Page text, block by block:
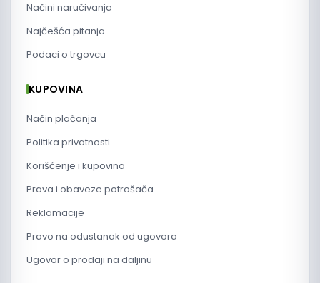
Načini naručivanja
Najčešća pitanja
Podaci o trgovcu
KUPOVINA
Način plaćanja
Politika privatnosti
Korišćenje i kupovina
Prava i obaveze potrošača
Reklamacije
Pravo na odustanak od ugovora
Ugovor o prodaji na daljinu